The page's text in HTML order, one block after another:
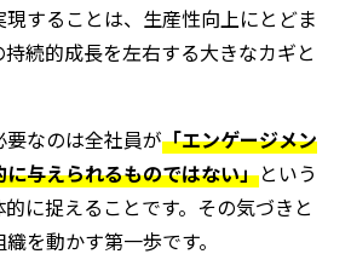
することは、生産性向上にとどま
続的成長を左右する大きなカギと
なのは全社員が「エンゲージメン
与えられるものではない」という
に捉えることです。その気づきと
を動かす第一歩です。